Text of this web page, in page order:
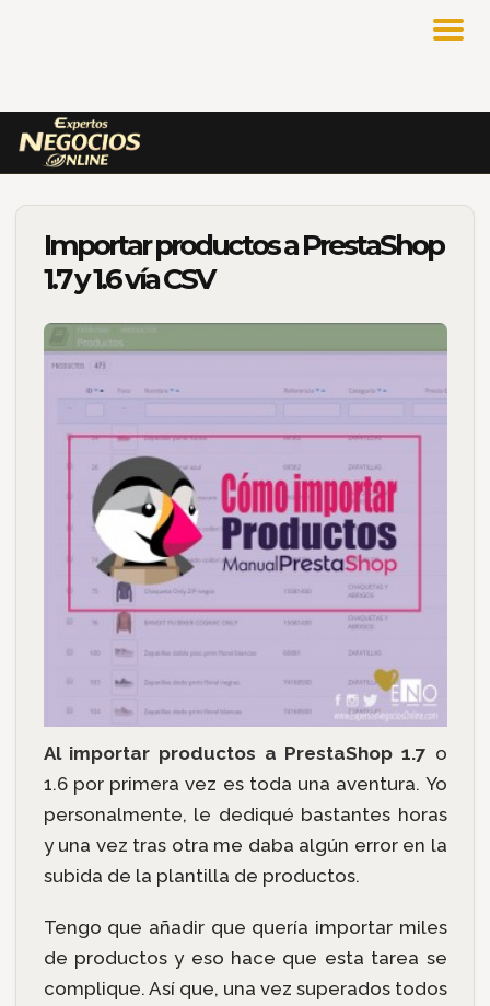
Importar productos a PrestaShop
1.7 y 1.6 vía CSV
Al importar productos a PrestaShop 1.7 o
1.6 por primera vez es toda una aventura. Yo
personalmente, le dediqué bastantes horas
y una vez tras otra me daba algún error en la
subida de la plantilla de productos.
Tengo que añadir que quería importar miles
de productos y eso hace que esta tarea se
complique. Así que, una vez superados todos